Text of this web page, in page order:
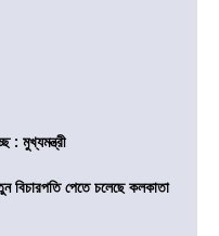
: মুখ্যমন্ত্রী
বিচারপতি পেতে চলেছে কলকাতা